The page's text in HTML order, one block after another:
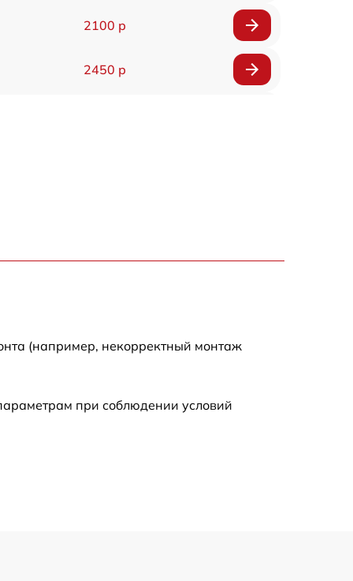
2100 р
2450 р
(например, некорректный монтаж
при соблюдении условий